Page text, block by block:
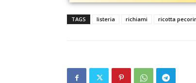
TAGS listeria richiami ricotta